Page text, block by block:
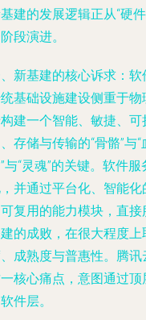
建的发展逻辑正从“硬
段演进。
新基建的核心诉求：
基础设施建设侧重于
建一个智能、敏捷、
存储与传输的“骨骼”与
与“灵魂”的关键。软件
并通过平台化、智能
复用的能力模块，直
的成败，在很大程度
成熟度与普惠性。腾
核心痛点，意图通过
件层。